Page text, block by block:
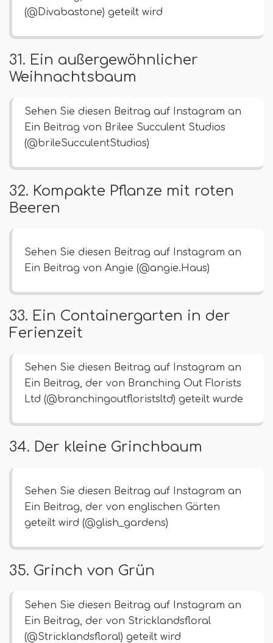
(@Divabastone) geteilt wird
31. Ein außergewöhnlicher
Weihnachtsbaum
Sehen Sie diesen Beitrag auf Instagram an
Ein Beitrag von Brilee Succulent Studios
(@brileSucculentStudios)
32. Kompakte Pflanze mit roten
Beeren
Sehen Sie diesen Beitrag auf Instagram an
Ein Beitrag von Angie (@angie.Haus)
33. Ein Containergarten in der
Ferienzeit
Sehen Sie diesen Beitrag auf Instagram an
Ein Beitrag, der von Branching Out Florists
Ltd (@branchingoutfloristsltd) geteilt wurde
34. Der kleine Grinchbaum
Sehen Sie diesen Beitrag auf Instagram an
Ein Beitrag, der von englischen Gärten
geteilt wird (@glish_gardens)
35. Grinch von Grün
Sehen Sie diesen Beitrag auf Instagram an
Ein Beitrag, der von Stricklandsfloral
(@Stricklandsfloral) geteilt wird